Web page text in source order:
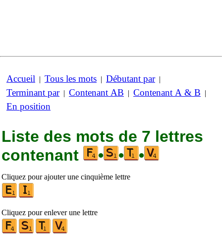
Accueil | Tous les mots | Débutant par|
Terminant par| Contenant AB | Contenant A & B |
En position
Liste des mots de 7 lettres
contenant
• • •
Cliquez pour ajouter une cinquième lettre
Cliquez pour enlever une lettre